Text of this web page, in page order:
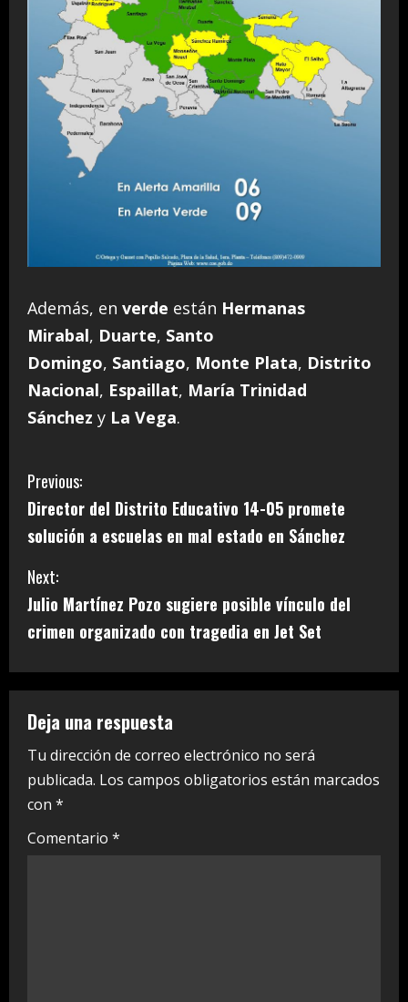
Además, en verde están Hermanas
Mirabal, Duarte, Santo
Domingo, Santiago, Monte Plata, Distrito
Nacional, Espaillat, María Trinidad
Sánchez y La Vega.
C
o
n
t
i
n
u
e
R
e
Previous:
Director del Distrito Educativo 14-05 promete
solución a escuelas en mal estado en Sánchez
Next:
Julio Martínez Pozo sugiere posible vínculo del
crimen organizado con tragedia en Jet Set
Deja una respuesta
Tu dirección de correo electrónico no será
publicada. Los campos obligatorios están marcados
con *
Comentario *